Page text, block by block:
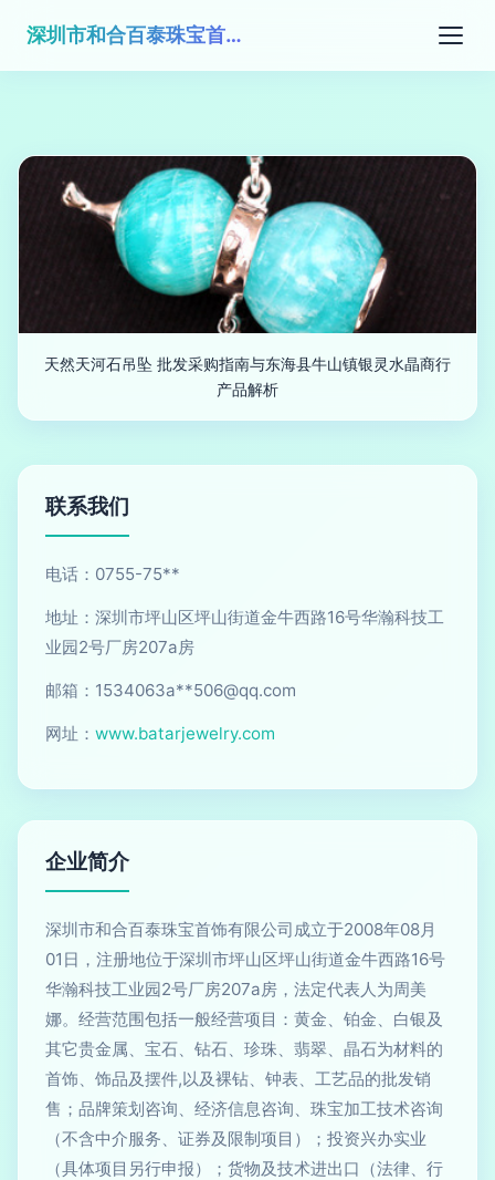
深圳市和合百泰珠宝首饰有限公司
天然天河石吊坠 批发采购指南与东海县牛山镇银灵水晶商行
产品解析
联系我们
电话：0755-75**
地址：深圳市坪山区坪山街道金牛西路16号华瀚科技工
业园2号厂房207a房
邮箱：1534063a**506@qq.com
网址： www.batarjewelry.com
企业简介
深圳市和合百泰珠宝首饰有限公司成立于2008年08月
01日，注册地位于深圳市坪山区坪山街道金牛西路16号
华瀚科技工业园2号厂房207a房，法定代表人为周美
娜。经营范围包括一般经营项目：黄金、铂金、白银及
其它贵金属、宝石、钻石、珍珠、翡翠、晶石为材料的
首饰、饰品及摆件,以及裸钻、钟表、工艺品的批发销
售；品牌策划咨询、经济信息咨询、珠宝加工技术咨询
（不含中介服务、证券及限制项目）；投资兴办实业
（具体项目另行申报）；货物及技术进出口（法律、行